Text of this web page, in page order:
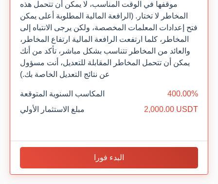
موقفها في الوقت المناسب، لا يمكن أن تتحمل هذه
المخاطر لا تختار. (الرافعة المالية المطلوبة أعلى يمكن
فتح إعدادات المعلمات المخصصة، ولكن يرجى الانتباه إلى
المخاطر، كلما ارتفعت الرافعة المالية ارتفاع المخاطر،
والعائد من المخاطر تتناسب بشكل مباشر، تأكد من أنك
يمكن أن تتحمل المخاطر المقابلة للتعديل، أنت مسؤول
عن نتائج التعديل الخاصة بك.)
المكاسب السنوية المتوقعة
400.00%
مبلغ الاستثمار الأولي
2,000.00 USDT
البدء فورا